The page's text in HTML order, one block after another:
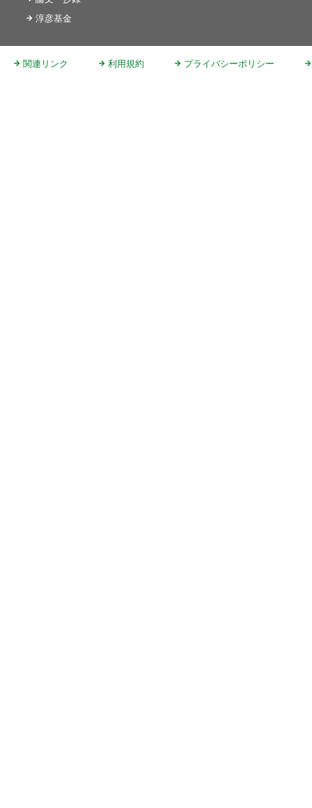
淳彦基金
関連リンク 利用規約 プライバシーポリシー